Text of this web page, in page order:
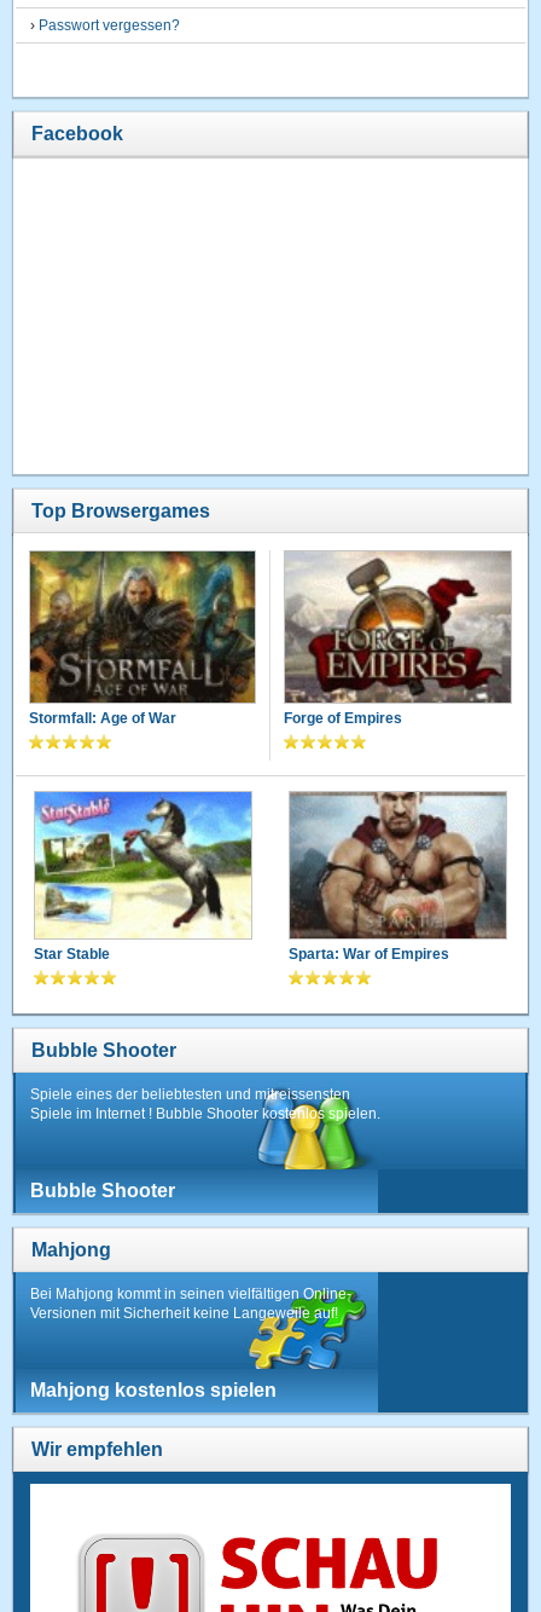
› Passwort vergessen?
Facebook
Top Browsergames
Stormfall: Age of War Forge of Empires
Star Stable Sparta: War of Empires
Bubble Shooter
Spiele eines der beliebtesten und mitreissensten
Spiele im Internet ! Bubble Shooter kostenlos spielen.
Bubble Shooter
Mahjong
Bei Mahjong kommt in seinen vielfältigen Online-
Versionen mit Sicherheit keine Langeweile auf!
Mahjong kostenlos spielen
Wir empfehlen